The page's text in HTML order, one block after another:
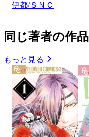
伊都/ＳＮＣ
同じ著者の作品
もっと見る